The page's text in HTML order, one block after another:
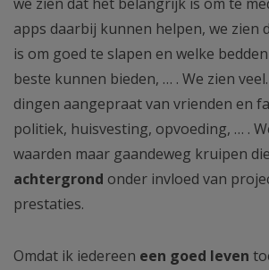
apps daarbij kunnen helpen, we zien
is om goed te slapen en welke
beste kunnen bieden, … . We zien
dingen aangepraat van vrienden en
politiek, huisvesting, opvoeding, … .
waarden maar gaandeweg kruipen die
achtergrond onder invloed van
prestaties.
Omdat ik iedereen een goed leven